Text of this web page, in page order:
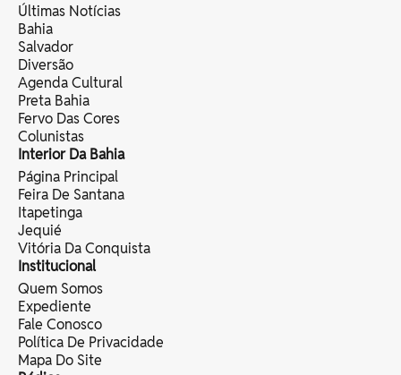
Últimas Notícias
Bahia
Salvador
Diversão
Agenda Cultural
Preta Bahia
Fervo Das Cores
Colunistas
Interior Da Bahia
Página Principal
Feira De Santana
Itapetinga
Jequié
Vitória Da Conquista
Institucional
Quem Somos
Expediente
Fale Conosco
Política De Privacidade
Mapa Do Site